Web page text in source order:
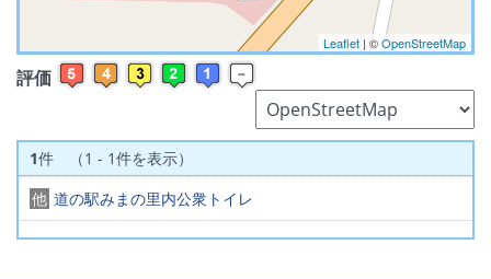
Leaflet | ©OpenStreetMap
評価
1件 （1 - 1件を表示）
他 道の駅みまの里内公衆トイレ